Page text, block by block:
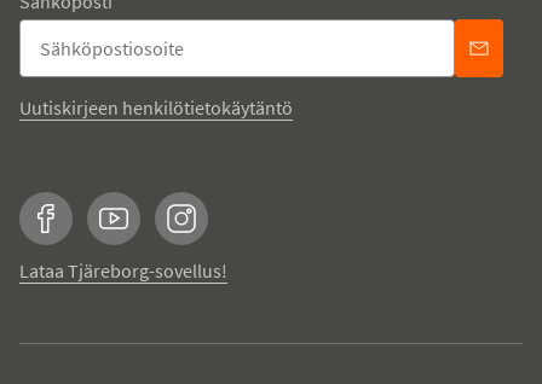
Uutiskirjeen henkilötietokäytäntö
FacebookYouTubeInstagram
Lataa Tjäreborg-sovellus!